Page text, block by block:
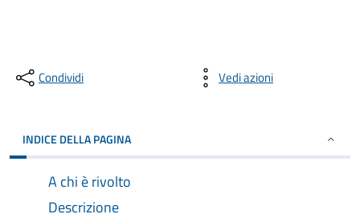
Condividi Vedi azioni
INDICE DELLA PAGINA
A chi è rivolto
Descrizione